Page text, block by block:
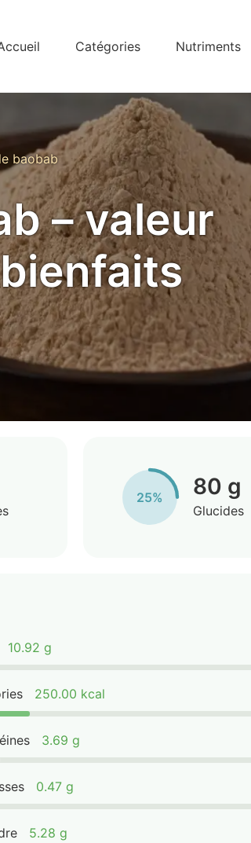
Catégories Nutriments
baobab
– valeur
25% 80 g
Glucides
10.92 g
250.00 kcal
3.69 g
0.47 g
5.28 g